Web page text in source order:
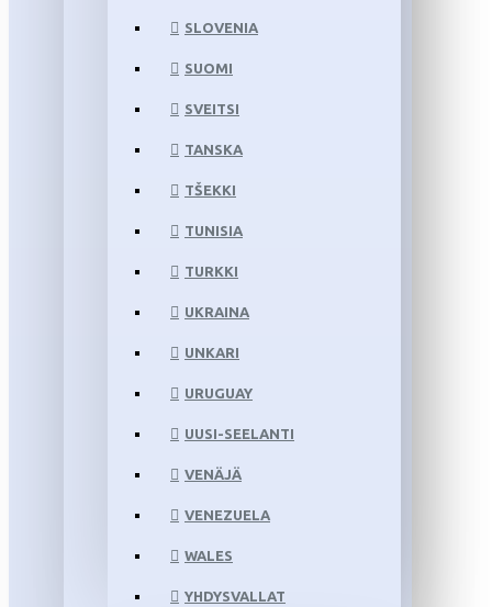
SLOVENIA
SUOMI
SVEITSI
TANSKA
TŠEKKI
TUNISIA
TURKKI
UKRAINA
UNKARI
URUGUAY
UUSI-SEELANTI
VENÄJÄ
VENEZUELA
WALES
YHDYSVALLAT